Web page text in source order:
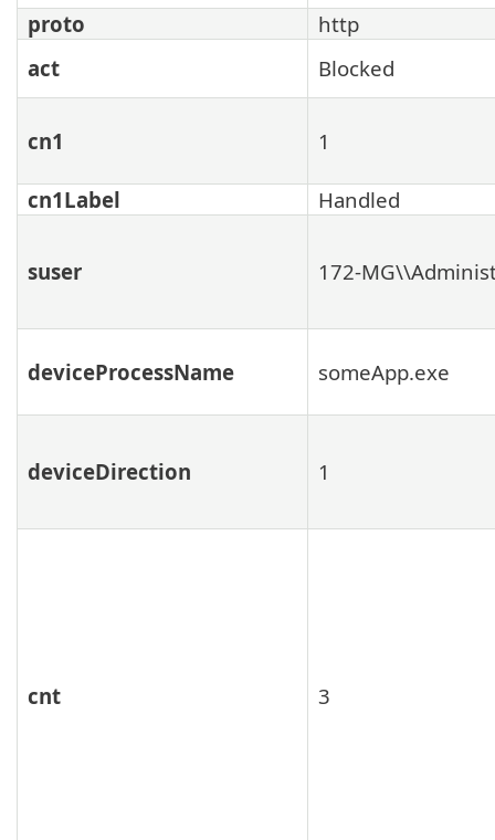
proto
http
act
Blocked
cn1 1
cn1Label Handled
suser 172-
deviceProcessName someApp.exe
deviceDirection 1
cnt 3